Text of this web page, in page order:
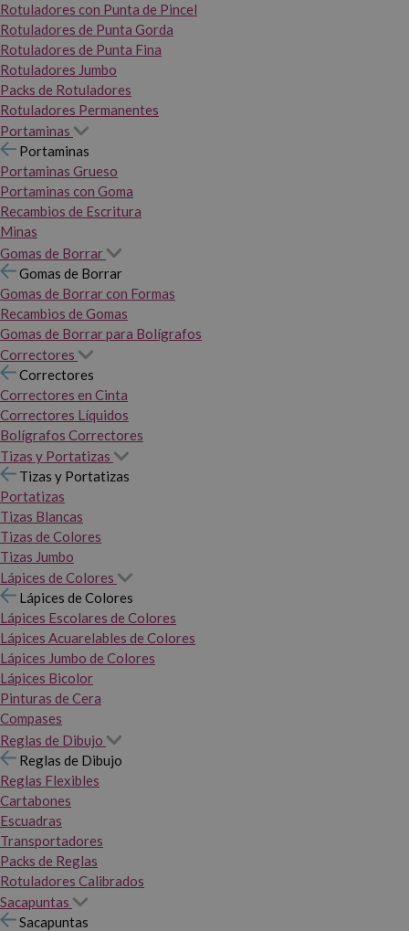
Rotuladores con Punta de Pincel
Rotuladores de Punta Gorda
Rotuladores de Punta Fina
Rotuladores Jumbo
Packs de Rotuladores
Rotuladores Permanentes
Portaminas
Portaminas
Portaminas Grueso
Portaminas con Goma
Recambios de Escritura
Minas
Gomas de Borrar
Gomas de Borrar
Gomas de Borrar con Formas
Recambios de Gomas
Gomas de Borrar para Bolígrafos
Correctores
Correctores
Correctores en Cinta
Correctores Líquidos
Bolígrafos Correctores
Tizas y Portatizas
Tizas y Portatizas
Portatizas
Tizas Blancas
Tizas de Colores
Tizas Jumbo
Lápices de Colores
Lápices de Colores
Lápices Escolares de Colores
Lápices Acuarelables de Colores
Lápices Jumbo de Colores
Lápices Bicolor
Pinturas de Cera
Compases
Reglas de Dibujo
Reglas de Dibujo
Reglas Flexibles
Cartabones
Escuadras
Transportadores
Packs de Reglas
Rotuladores Calibrados
Sacapuntas
Sacapuntas